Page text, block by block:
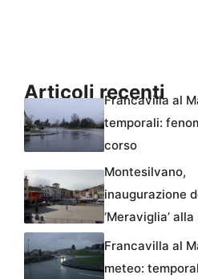
Articoli recenti
Francavilla al
temporali:
corso
Montesilvano,
inaugurazione
‘Meraviglia’
Francavilla al
meteo: